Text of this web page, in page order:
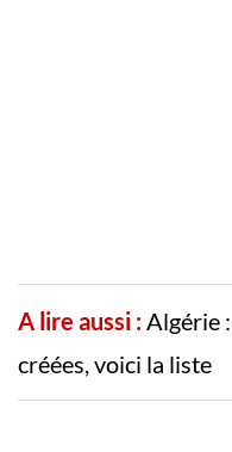
A lire aussi :Algérie
créées, voici la liste